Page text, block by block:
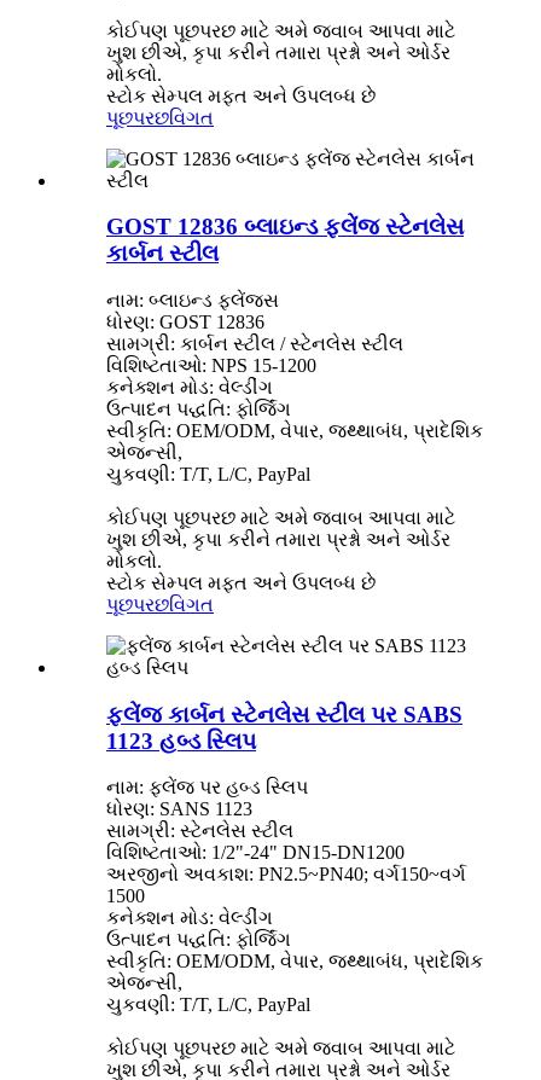
કોઈપણ પૂછપરછ માટે અમે જવાબ આપવા માટે
ખુશ છીએ, કૃપા કરીને તમારા પ્રશ્નો અને ઓર્ડર
મોકલો.
સ્ટોક સેમ્પલ મફત અને ઉપલબ્ધ છે
પૂછપરછવિગત
GOST 12836 બ્લાઇન્ડ ફ્લેંજ સ્ટેનલેસ
કાર્બન સ્ટીલ
નામ: બ્લાઇન્ડ ફ્લેંજ્સ
ધોરણ: GOST 12836
સામગ્રી: કાર્બન સ્ટીલ / સ્ટેનલેસ સ્ટીલ
વિશિષ્ટતાઓ: NPS 15-1200
કનેક્શન મોડ: વેલ્ડીંગ
ઉત્પાદન પદ્ધતિ: ફોર્જિંગ
સ્વીકૃતિ: OEM/ODM, વેપાર, જથ્થાબંધ, પ્રાદેશિક
એજન્સી,
ચુકવણી: T/T, L/C, PayPal
કોઈપણ પૂછપરછ માટે અમે જવાબ આપવા માટે
ખુશ છીએ, કૃપા કરીને તમારા પ્રશ્નો અને ઓર્ડર
મોકલો.
સ્ટોક સેમ્પલ મફત અને ઉપલબ્ધ છે
પૂછપરછવિગત
ફ્લેંજ કાર્બન સ્ટેનલેસ સ્ટીલ પર SABS
1123 હબ્ડ સ્લિપ
નામ: ફ્લેંજ પર હબ્ડ સ્લિપ
ધોરણ: SANS 1123
સામગ્રી: સ્ટેનલેસ સ્ટીલ
વિશિષ્ટતાઓ: 1/2"-24" DN15-DN1200
અરજીનો અવકાશ: PN2.5~PN40; વર્ગ150~વર્ગ
1500
કનેક્શન મોડ: વેલ્ડીંગ
ઉત્પાદન પદ્ધતિ: ફોર્જિંગ
સ્વીકૃતિ: OEM/ODM, વેપાર, જથ્થાબંધ, પ્રાદેશિક
એજન્સી,
ચુકવણી: T/T, L/C, PayPal
કોઈપણ પૂછપરછ માટે અમે જવાબ આપવા માટે
ખુશ છીએ, કૃપા કરીને તમારા પ્રશ્નો અને ઓર્ડર